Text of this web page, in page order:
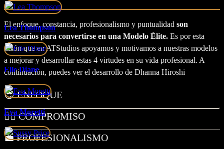
Lea Thompson
Elle Diane
Eva Moretti
El enfoque, constancia, profesionalismo y puntualidad son
necesarios para convertirse en una Modelo Élite. Es por esta
razón que en ATStudios apoyamos y motivamos a nuestras modelos
a mejorar y desarrollar estas 4 virtudes en su vida profesional. A
continuación, puedes ver el desarrollo de Dhanna Hiroshi
😎 ENFOQUE
🧗‍♀️ COMPROMISO
💼 PROFESIONALISMO